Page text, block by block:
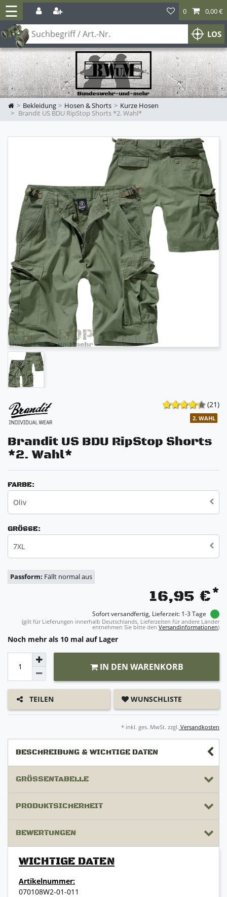
☰
LOS
0 0,00 €
Bekleidung Hosen & Shorts
Kurze Hosen
Brandit US BDU RipStop Shorts *2. Wahl*
(21)
2. WAHL
Brandit US BDU RipStop Shorts
*2. Wahl*
FARBE:
Oliv
GRÖSSE:
7XL
Passform: Fällt normal aus
16,95 €*
Sofort versandfertig, Lieferzeit: 1-3 Tage
(gilt für Lieferungen innerhalb Deutschlands, Lieferzeiten für andere Länder
entnehmen Sie bitte den Versandinformationen)
Noch mehr als 10 mal auf Lager
IN DEN WARENKORB
TEILEN WUNSCHLISTE
* inkl. ges. MwSt. zzgl. Versandkosten
BESCHREIBUNG & WICHTIGE DATEN
GRÖSSENTABELLE
PRODUKTSICHERHEIT
BEWERTUNGEN
WICHTIGE DATEN
Artikelnummer:
070108W2-01-011